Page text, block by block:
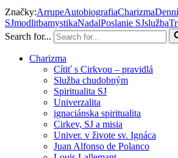
Značky:ArrupeAutobiografiaCharizma
SJmodlitbamystikaNadalPoslanie SJslužba
Search for...
Charizma
Cítiť s Cirkvou – pravidlá
Služba chudobným
Spiritualita SJ
Univerzalita
ignaciánska spiritualita
Cirkev, SJ a misia
Univer. v živote sv. Ignáca
Juan Alfonso de Polanco